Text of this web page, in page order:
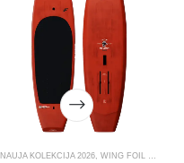
NAUJA KOLEKCIJA 2026 ,WING FOIL LENTOS